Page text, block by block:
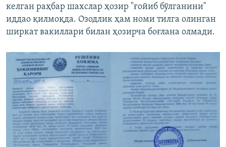
келган раҳбар шахслар ҳозир "ғойиб бўлганини"
иддао қилмоқда. Озодлик ҳам номи тилга олинган
ширкат вакиллари билан ҳозирча боғлана олмади.